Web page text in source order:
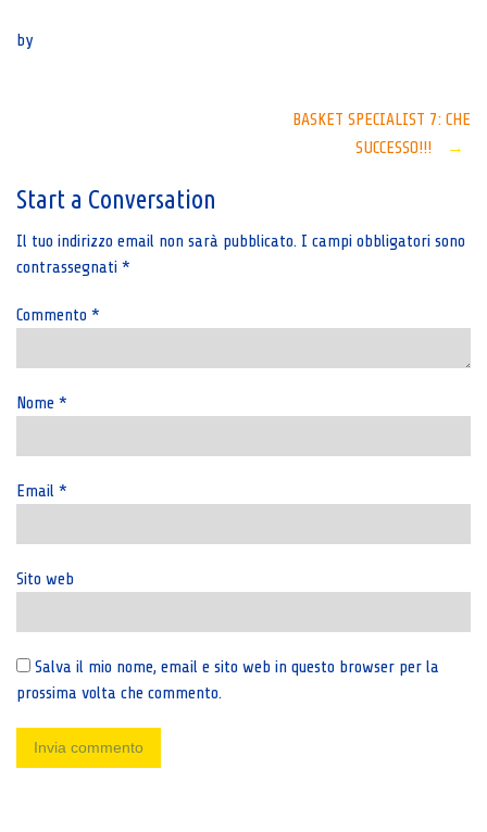
by
BASKET SPECIALIST 7: CHE
SUCCESSO!!!
→
Start a Conversation
Il tuo indirizzo email non sarà pubblicato. I campi obbligatori sono
contrassegnati *
Commento *
Nome *
Email *
Sito web
Salva il mio nome, email e sito web in questo browser per la
prossima volta che commento.